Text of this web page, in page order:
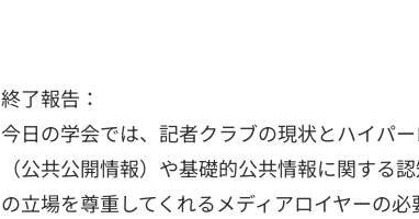
終了報告：
今日の学会では、記者クラブの現状とハイパ
（公共公開情報）や基礎的公共情報に関する
の立場を尊重してくれるメディアロイヤーの